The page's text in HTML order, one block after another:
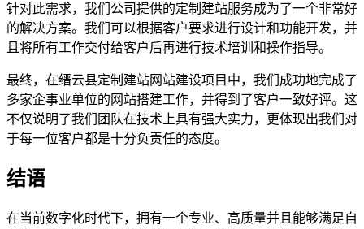
针对此需求，我们公司提供的定制建站服务成为了一个非常好
的解决方案。我们可以根据客户要求进行设计和功能开发，并
且将所有工作交付给客户后再进行技术培训和操作指导。
最终，在缙云县定制建站网站建设项目中，我们成功地完成了
多家企事业单位的网站搭建工作，并得到了客户一致好评。这
不仅说明了我们团队在技术上具有强大实力，更体现出我们对
于每一位客户都是十分负责任的态度。
结语
在当前数字化时代下，拥有一个专业、高质量并且能够满足自